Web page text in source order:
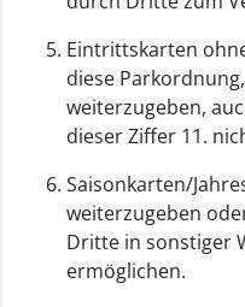
Eintrittskarten
diese
weiterzugeben,
dieser Ziffer 11.
Saisonkarten/
weiterzugeben
Dritte in sonstiger
ermöglichen.